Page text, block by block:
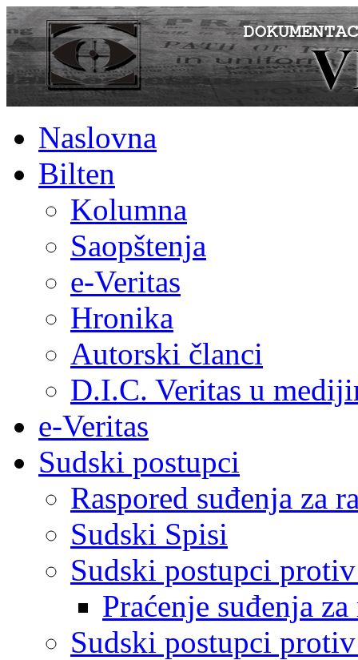
Naslovna
Bilten
Kolumna
Saopštenja
e-Veritas
Hronika
Autorski članci
D.I.C. Veritas u
e-Veritas
Sudski postupci
Raspored suđenja za
Sudski Spisi
Sudski postupci
Praćenje suđenja
Sudski postupci